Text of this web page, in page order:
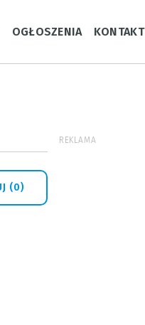
OGŁOSZENIA KONTAKT
(0)
REKLAMA